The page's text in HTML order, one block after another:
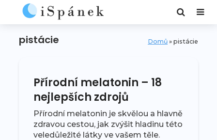
pistácie Domů » pistácie
Přírodní melatonin – 18
nejlepších zdrojů
Přírodní melatonin je skvělou a hlavně
zdravou cestou, jak zvýšit hladinu této
veledůležité látky ve vašem těle.